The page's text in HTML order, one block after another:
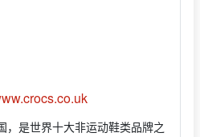
，是世界十大非运动鞋类品牌之